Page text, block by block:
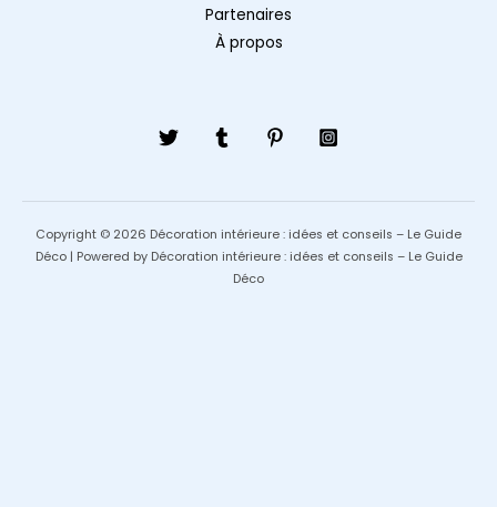
Partenaires
À propos
Copyright © 2026 Décoration intérieure : idées et conseils – Le Guide
Déco | Powered by Décoration intérieure : idées et conseils – Le Guide
Déco